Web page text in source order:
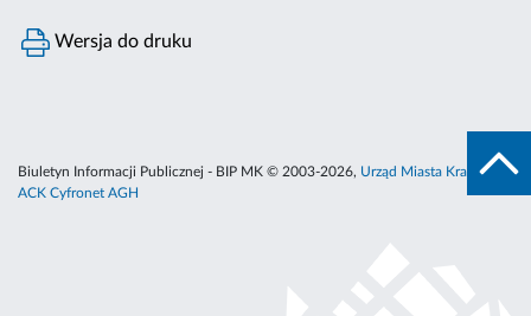
Wersja do druku
Biuletyn Informacji Publicznej - BIP MK © 2003-2026, Urząd Miasta Krakowa
ACK Cyfronet AGH